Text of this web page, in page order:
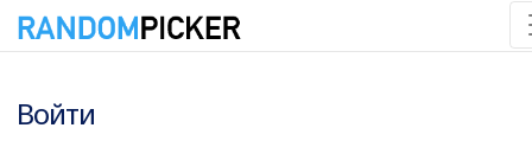
Войти